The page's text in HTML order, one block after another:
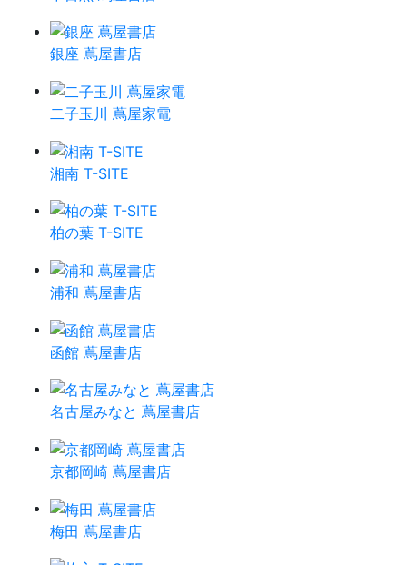
銀座 蔦屋書店
二子玉川 蔦屋家電
湘南 T-SITE
柏の葉 T-SITE
浦和 蔦屋書店
函館 蔦屋書店
名古屋みなと 蔦屋書店
京都岡崎 蔦屋書店
梅田 蔦屋書店